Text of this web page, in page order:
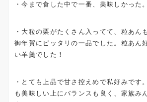
・今まで食した中で一番、美味しかった。
・大粒の栗がたくさん入ってて、粒あん
御年賀にピッタリの一品でした。粒あん
い羊羹でした！
・とても上品で甘さ控えめで私好みです
も美味しい上にバランスも良く、家族み